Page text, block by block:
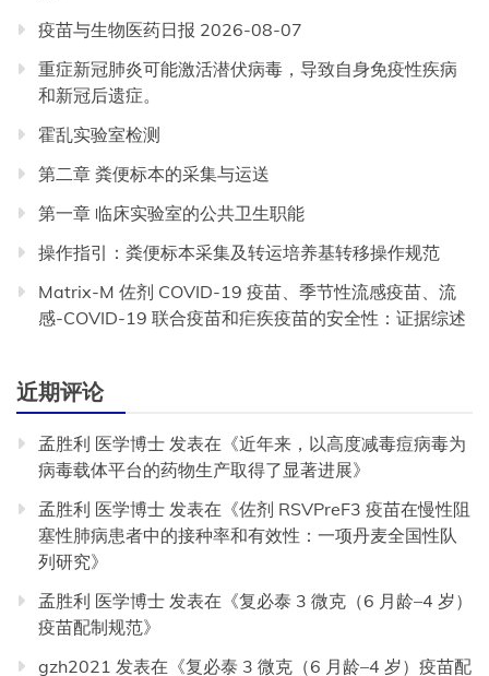
疫苗与生物医药日报 2026-08-07
重症新冠肺炎可能激活潜伏病毒，导致自身免疫性疾病
和新冠后遗症。
霍乱实验室检测
第二章 粪便标本的采集与运送
第一章 临床实验室的公共卫生职能
操作指引：粪便标本采集及转运培养基转移操作规范
Matrix-M 佐剂 COVID-19 疫苗、季节性流感疫苗、流
感-COVID-19 联合疫苗和疟疾疫苗的安全性：证据综述
近期评论
孟胜利 医学博士 发表在《近年来，以高度减毒痘病毒为
病毒载体平台的药物生产取得了显著进展》
孟胜利 医学博士 发表在《佐剂 RSVPreF3 疫苗在慢性阻
塞性肺病患者中的接种率和有效性：一项丹麦全国性队
列研究》
孟胜利 医学博士 发表在《复必泰 3 微克（6 月龄–4 岁）
疫苗配制规范》
gzh2021 发表在《复必泰 3 微克（6 月龄–4 岁）疫苗配